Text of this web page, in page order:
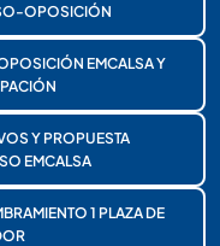
OPOSICIÓN
EMCALSA Y
Y PROPUESTA
EMCALSA
1 PLAZA DE